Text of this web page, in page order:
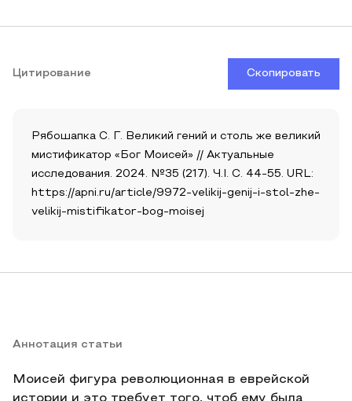
Цитирование Скопировать
Рябошапка С. Г. Великий гений и столь же великий
мистификатор «Бог Моисей» // Актуальные
исследования. 2024. №35 (217). Ч.I. С. 44-55. URL:
https://apni.ru/article/9972-velikij-genij-i-stol-zhe-
velikij-mistifikator-bog-moisej
Аннотация статьи
Моисей фигура революционная в еврейской
истории и это требует того, чтоб ему была